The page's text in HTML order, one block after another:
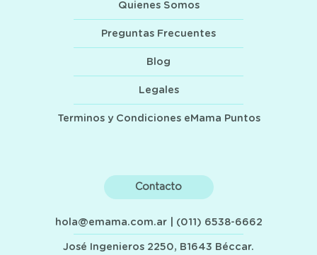
Quienes Somos
Preguntas Frecuentes
Blog
Legales
Terminos y Condiciones eMama Puntos
Contacto
hola@emama.com.ar| (011) 6538-6662
José Ingenieros 2250, B1643 Béccar.